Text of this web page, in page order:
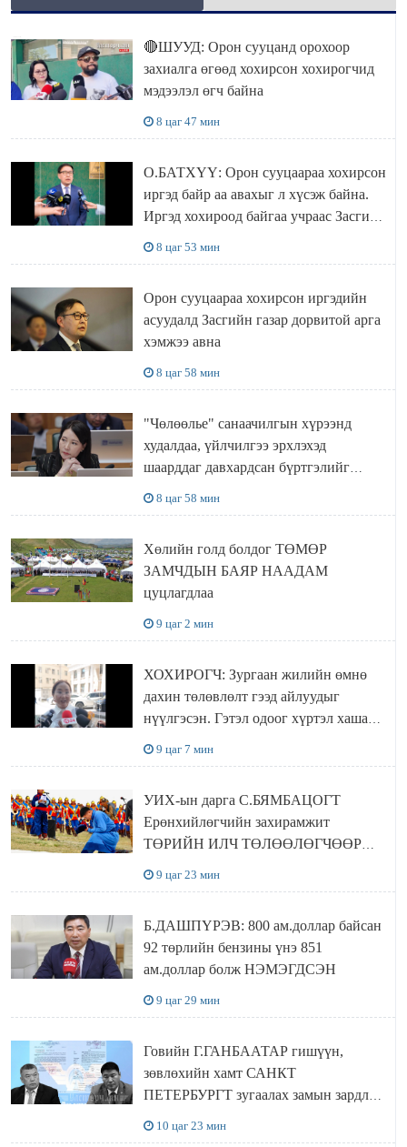
🔴ШУУД: Орон сууцанд орохоор
захиалга өгөөд хохирсон хохирогчид
мэдээлэл өгч байна
8 цаг 47 мин
О.БАТХҮҮ: Орон сууцаараа хохирсон
иргэд байр аа авахыг л хүсэж байна.
Иргэд хохироод байгаа учраас Засгийн
8 цаг 53 мин
Орон сууцаараа хохирсон иргэдийн
асуудалд Засгийн газар дорвитой арга
хэмжээ авна
8 цаг 58 мин
"Чөлөөлье" санаачилгын хүрээнд
худалдаа, үйлчилгээ эрхлэхэд
шаарддаг давхардсан бүртгэлийг
8 цаг 58 мин
Хөлийн голд болдог ТӨМӨР
ЗАМЧДЫН БАЯР НААДАМ
цуцлагдлаа
9 цаг 2 мин
ХОХИРОГЧ: Зургаан жилийн өмнө
дахин төлөвлөлт гээд айлуудыг
нүүлгэсэн. Гэтэл одоог хүртэл хашаа
9 цаг 7 мин
УИХ-ын дарга С.БЯМБАЦОГТ
Ерөнхийлөгчийн захирамжит
ТӨРИЙН ИЛЧ ТӨЛӨӨЛӨГЧӨӨР
9 цаг 23 мин
Б.ДАШПҮРЭВ: 800 ам.доллар байсан
92 төрлийн бензины үнэ 851
ам.доллар болж НЭМЭГДСЭН
9 цаг 29 мин
Говийн Г.ГАНБААТАР гишүүн,
зөвлөхийн хамт САНКТ
ПЕТЕРБУРГТ зугаалах замын зардлаа
10 цаг 23 мин